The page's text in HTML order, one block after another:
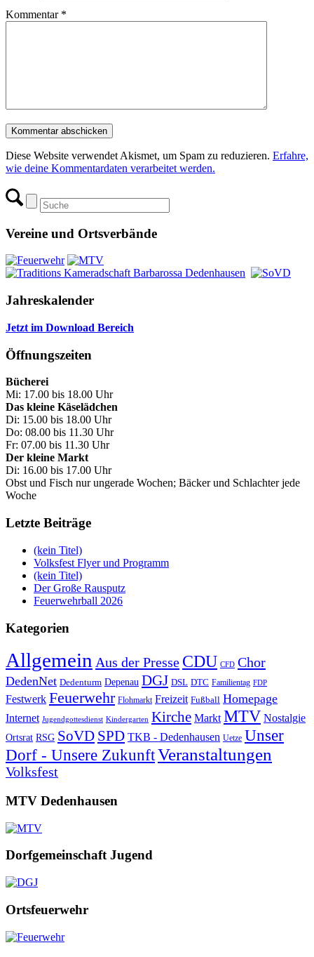
Kommentar *
Diese Website verwendet Akismet, um Spam zu reduzieren. Erfahre,
wie deine Kommentardaten verarbeitet werden.
Vereine und Ortsverbände
Jahreskalender
Jetzt im Download Bereich
Öffnungszeiten
Bücherei
Mi: 17.00 bis 18.00 Uhr
Das kleine Käselädchen
Di: 15.00 bis 18.00 Uhr
Do: 08.00 bis 11.30 Uhr
Fr: 07.00 bis 11.30 Uhr
Der kleine Markt
Di: 16.00 bis 17.00 Uhr
Obst und Fisch nur ungerade Wochen; Bäcker und Schlachter jede
Woche
Letzte Beiträge
(kein Titel)
Volksfest Flyer und Programm
(kein Titel)
Der Große Rausputz
Feuerwehrball 2026
Kategorien
Allgemein Aus der Presse CDU CFD Chor
DedenNet Dedenturm Depenau DGJ DSL DTC Familientag FDP
Festwerk Feuerwehr Flohmarkt Freizeit Fußball Homepage
Internet Jugendgottesdienst Kindergarten Kirche Markt MTV Nostalgie
Ortsrat RSG SoVD SPD TKB - Dedenhausen Uetze Unser
Dorf - Unsere ZukunftVeranstaltungen
Volksfest
MTV Dedenhausen
Dorfgemeinschaft Jugend
Ortsfeuerwehr